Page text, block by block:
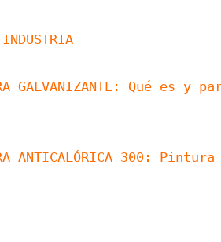
INDUSTRIA
GALVANIZANTE: Qué es y
ANTICALÓRICA 300: